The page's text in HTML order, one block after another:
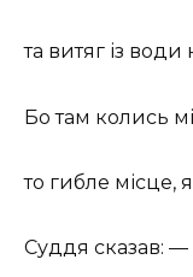
та витяг із води
Бо там колись
то гибле місце,
Суддя сказав: —